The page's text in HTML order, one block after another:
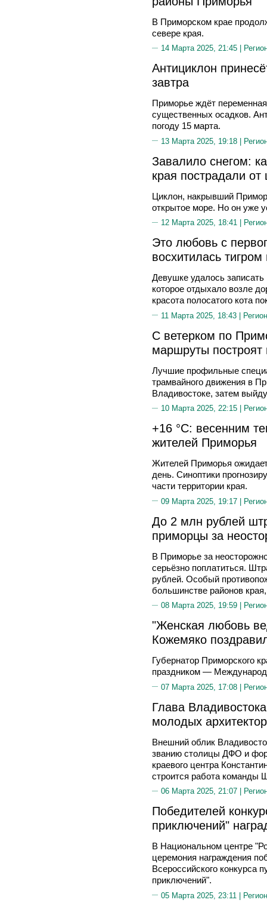
В Приморском крае
севере края.
14 Марта 2025, 21:45 |
Антициклон
завтра
Приморье ждёт
существенных осадков.
погоду 15 марта.
13 Марта 2025, 19:18 |
Завалило снегом:
края пострадали от
Циклон, накрывший
открытое море. Но он уже
12 Марта 2025, 18:41 |
Это любовь с
восхитилась
Девушке удалось
которое отдыхало возле
красота полосатого кота
11 Марта 2025, 18:43 |
С ветерком по
маршруты построят
Лучшие профильные
трамвайного движения в
Владивостоке, затем
10 Марта 2025, 22:15 |
+16 °C: весенним
жителей Приморья
Жителей Приморья
день. Синоптики
части территории края.
09 Марта 2025, 19:17 |
До 2 млн рублей
приморцы за
В Приморье за
серьёзно поплатиться.
рублей. Особый
большинстве районов
08 Марта 2025, 19:59 |
"Женская любовь
Кожемяко
Губернатор Приморского
праздником —
07 Марта 2025, 17:08 |
Глава
молодых
Внешний облик
званию столицы ДФО и
краевого центра
строится работа команды
06 Марта 2025, 21:07 |
Победителей
приключений"
В Национальном центре
церемония награждения
Всероссийского конкурса
приключений".
05 Марта 2025, 23:11 |